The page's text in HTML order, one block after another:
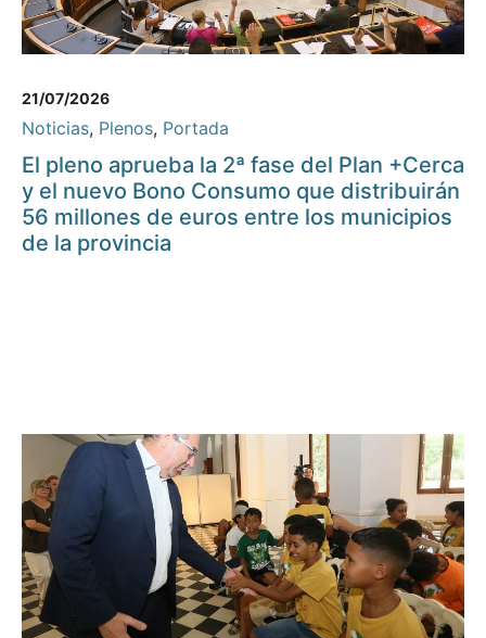
21/07/2026
Noticias, Plenos, Portada
El pleno aprueba la 2ª fase del Plan +Cerca
y el nuevo Bono Consumo que distribuirán
56 millones de euros entre los municipios
de la provincia